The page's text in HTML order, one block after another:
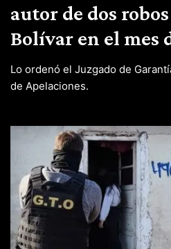
autor de dos
Bolívar en el mes
Lo ordenó el Juzgado de
de Apelaciones.